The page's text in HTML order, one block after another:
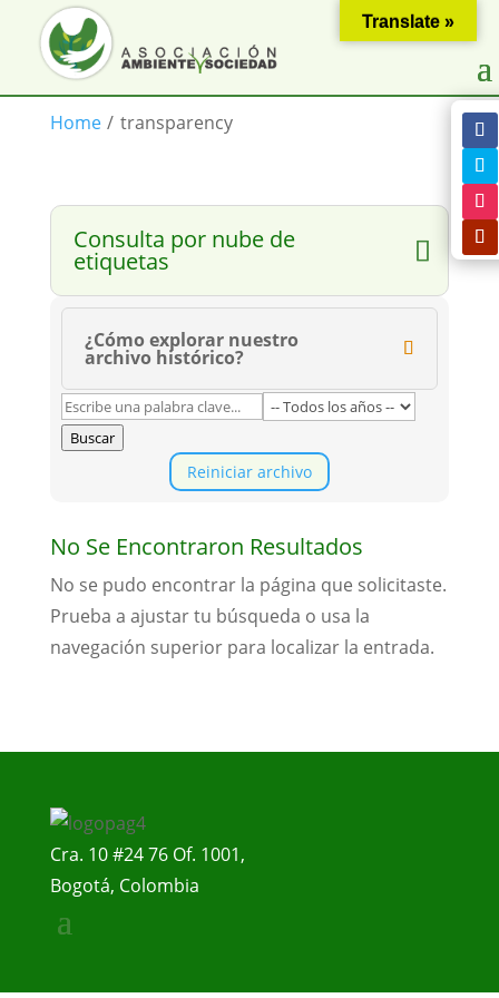
Home / transparency
Consulta por nube de
etiquetas
¿Cómo explorar nuestro
archivo histórico?
Buscar
Reiniciar archivo
No Se Encontraron Resultados
No se pudo encontrar la página que solicitaste.
Prueba a ajustar tu búsqueda o usa la
navegación superior para localizar la entrada.
Cra. 10 #24 76 Of. 1001,
Bogotá, Colombia
Translate »